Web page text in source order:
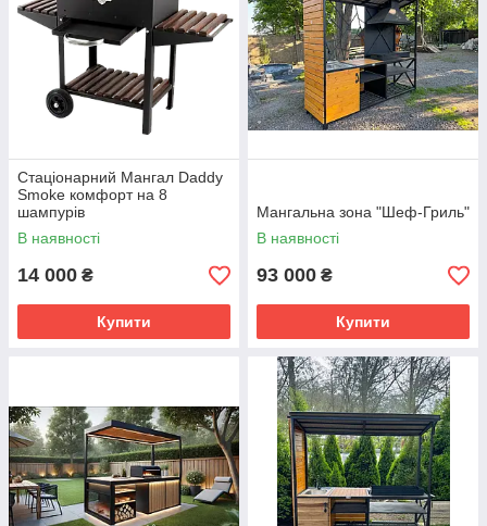
Стаціонарний Мангал Daddy
Smoke комфорт на 8
шампурів
В наявності
14 000 ₴
Купити
Мангальна зона "Шеф-Гриль"
В наявності
93 000 ₴
Купити